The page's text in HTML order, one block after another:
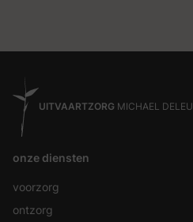
UITVAARTZORG MICHAEL DELEU
onze diensten
voorzorg
ontzorg